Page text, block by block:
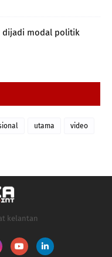
dijadi modal politik
utama video
kelantan